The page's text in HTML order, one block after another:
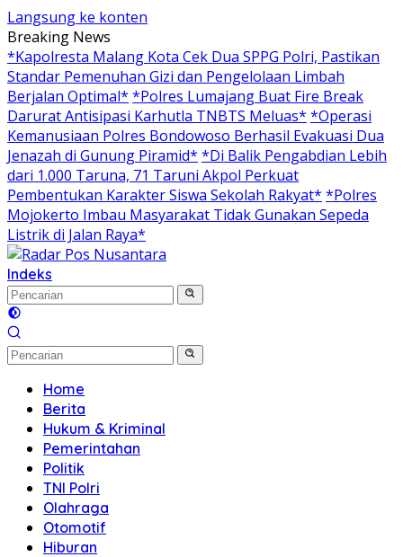
Langsung ke konten
Breaking News
*Kapolresta Malang Kota Cek Dua SPPG Polri, Pastikan
Standar Pemenuhan Gizi dan Pengelolaan Limbah
Berjalan Optimal* *Polres Lumajang Buat Fire Break
Darurat Antisipasi Karhutla TNBTS Meluas* *Operasi
Kemanusiaan Polres Bondowoso Berhasil Evakuasi Dua
Jenazah di Gunung Piramid* *Di Balik Pengabdian Lebih
dari 1.000 Taruna, 71 Taruni Akpol Perkuat
Pembentukan Karakter Siswa Sekolah Rakyat* *Polres
Mojokerto Imbau Masyarakat Tidak Gunakan Sepeda
Listrik di Jalan Raya*
Indeks
Home
Berita
Hukum & Kriminal
Pemerintahan
Politik
TNI Polri
Olahraga
Otomotif
Hiburan